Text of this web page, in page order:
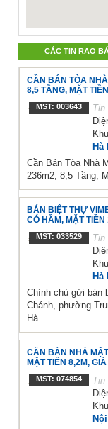
CÁC TIN RAO
CẦN BÁN TÒA
8,5 TẦNG, MẶT
MST: 003643 Tin
Hà
Cần Bán Tòa Nhà
236m2, 8,5 Tầng,
BÁN BIỆT THỰ
CÓ HẦM, MẶT TIỀN
MST: 033529 Tin
Hà
Chính chủ gửi bán
Chánh, phường
Hà...
CẦN BÁN NHÀ
MẶT TIỀN 8,2M,
MST: 074854 Tin
Nội